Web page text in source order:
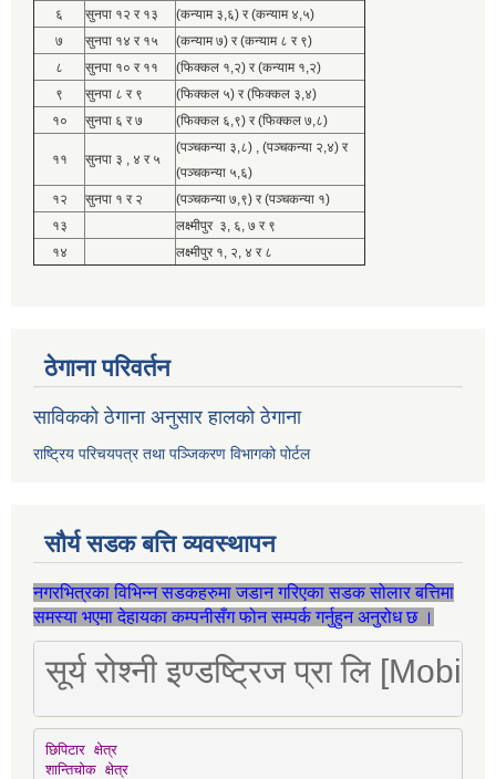
६ सुनपा १२ र १३
(कन्याम ३,६) र (कन्याम ४,५)
७
सुनपा १४ र १५
(कन्याम ७) र (कन्याम ८ र ९)
८
सुनपा १० र ११
(फिक्कल १,२) र (कन्याम १,२)
९
सुनपा ८ र ९
(फिक्कल ५) र (फिक्कल ३,४)
१०
सुनपा ६ र ७ (फिक्कल ६,९) र (फिक्कल ७,८)
११ सुनपा ३ , ४ र ५
(पञ्चकन्या ३,८) , (पञ्चकन्या २,४) र
(पञ्चकन्या ५,६)
१२
सुनपा १ र २
(पञ्चकन्या ७,९) र (पञ्चकन्या १)
१३
लक्ष्मीपुर ३, ६, ७ र ९
१४
लक्ष्मीपुर १, २, ४ र ८
ठेगाना परिवर्तन
साविकको ठेगाना अनुसार हालको ठेगाना
राष्ट्रिय परिचयपत्र तथा पञ्जिकरण विभागको पोर्टल
सौर्य सडक बत्ति व्यवस्थापन
नगरभित्रका विभिन्न सडकहरुमा जडान गरिएका सडक सोलार बत्तिमा
समस्या भएमा देहायका कम्पनीसँग फोन सम्पर्क गर्नुहुन अनुरोध छ ।
सूर्य रोश्नी इण्डष्ट्रिज प्रा लि
छिपिटार क्षेत्र
शान्तिचोक क्षेत्र